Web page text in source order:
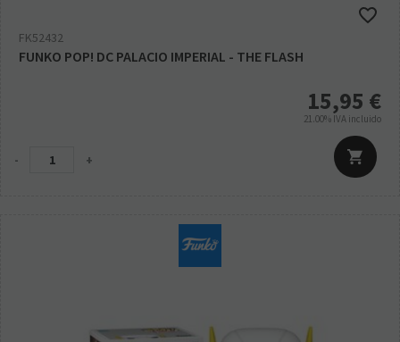
FK52432
FUNKO POP! DC PALACIO IMPERIAL - THE FLASH
15,95 €
21.00% IVA incluido
- +